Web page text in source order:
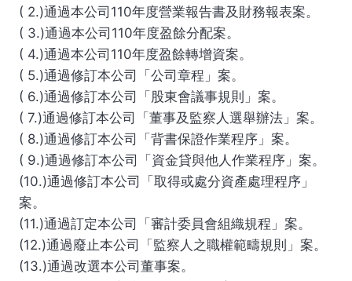
( 2.)通過本公司110年度營業報告書及財務報表案。
( 3.)通過本公司110年度盈餘分配案。
( 4.)通過本公司110年度盈餘轉增資案。
( 5.)通過修訂本公司「公司章程」案。
( 6.)通過修訂本公司「股東會議事規則」案。
( 7.)通過修訂本公司「董事及監察人選舉辦法」案。
( 8.)通過修訂本公司「背書保證作業程序」案。
( 9.)通過修訂本公司「資金貸與他人作業程序」案。
(10.)通過修訂本公司「取得或處分資產處理程序」
案。
(11.)通過訂定本公司「審計委員會組織規程」案。
(12.)通過廢止本公司「監察人之職權範疇規則」案。
(13.)通過改選本公司董事案。